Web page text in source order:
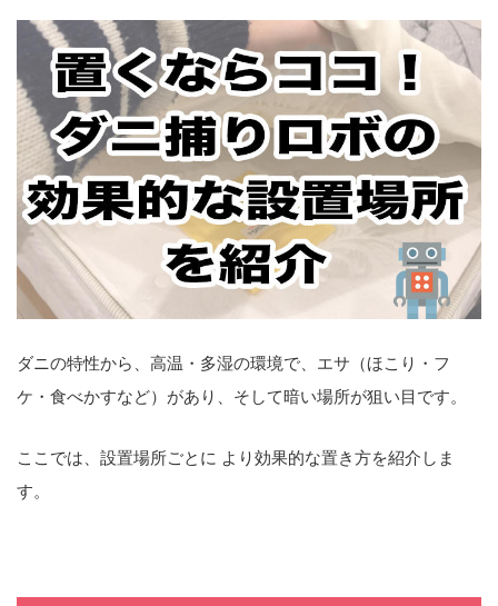
ダニの特性から、 高温・多湿の環境で、エサ（ほこり・フ
ケ・食べかすなど）があり、そして暗い場所が狙い目です。
ここでは、設置場所ごとに より効果的な置き方を紹介しま
す。